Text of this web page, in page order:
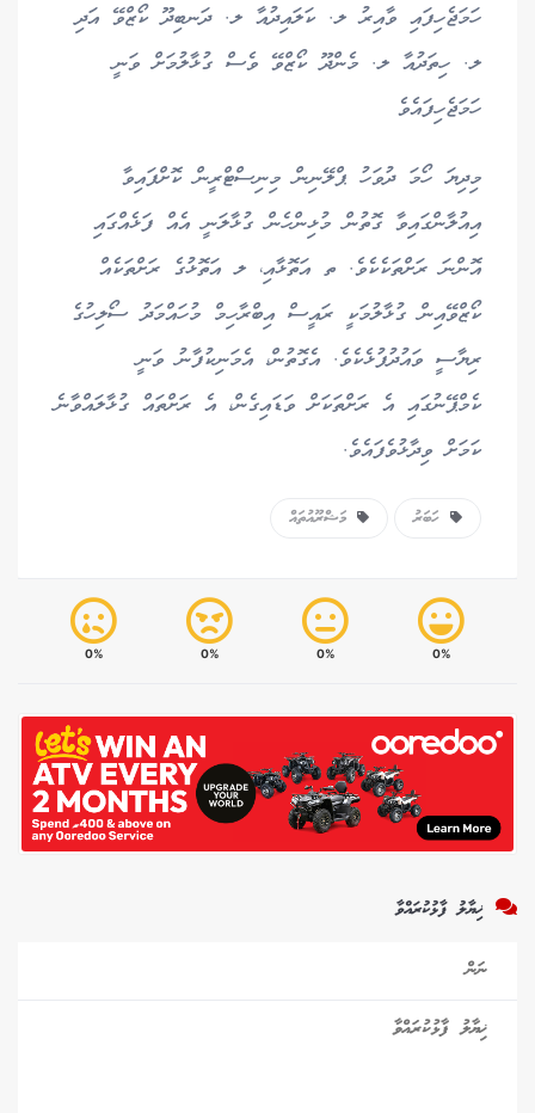
ހަމަޖެހިފައި ވާއިރު ލ. ކަލައިދުއާ ލ. ދަނބިދޫ ކޯޒްވޭ އަދި
ލ. ހިތަދުއާ ލ. މެންދޫ ކޯޒްވޭ ވެސް ގުޅާލުމަށް ވަނީ
ހަމަޖެހިފައެވެ
މިދިޔަ ހޯމަ ދުވަހު ޕްލޭނިން މިނިސްޓްރީން ކޮށްފައިވާ
އިއުލާންގައިވާ ގޮތުން މުޅިންހެން ގުޅާލަނީ އެއް ފަޅެއްގައި
އޮންނަ ރަށްތަކެކެވެ. ތ އަތޮޅާއި، ލ އަތޮޅުގެ ރަށްތަކެއް
ކޯޒްވޭއިން ގުޅާލުމަކީ ރައީސް އިބްރާހިމް މުހައްމަދު ސޯލިހުގެ
ރިޔާސީ ވައުދުފުޅެކެވެ. އެގޮތުން، އެމަނިކުފާނު ވަނީ
ކެމްޕޭނުގައި އެ ރަށްތަކަށް ވަޑައިގެން، އެ ރަށްތައް ގުޅާލައްވާނެ
ކަމަށް ވިދާޅުވެފައެވެ.
ހަބަރު މަޝްރޫއުތައް
0%
0%
0%
0%
ޚިޔާލު ފާޅުކުރައްވާ